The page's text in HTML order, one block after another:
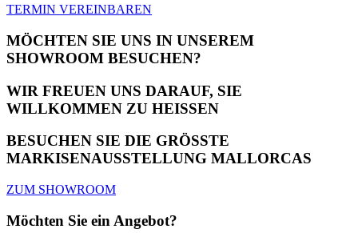
TERMIN VEREINBAREN
MÖCHTEN SIE UNS IN UNSEREM
SHOWROOM BESUCHEN?
WIR FREUEN UNS DARAUF, SIE
WILLKOMMEN ZU HEISSEN
BESUCHEN SIE DIE GRÖSSTE
MARKISENAUSSTELLUNG MALLORCAS
ZUM SHOWROOM
Möchten Sie ein Angebot?